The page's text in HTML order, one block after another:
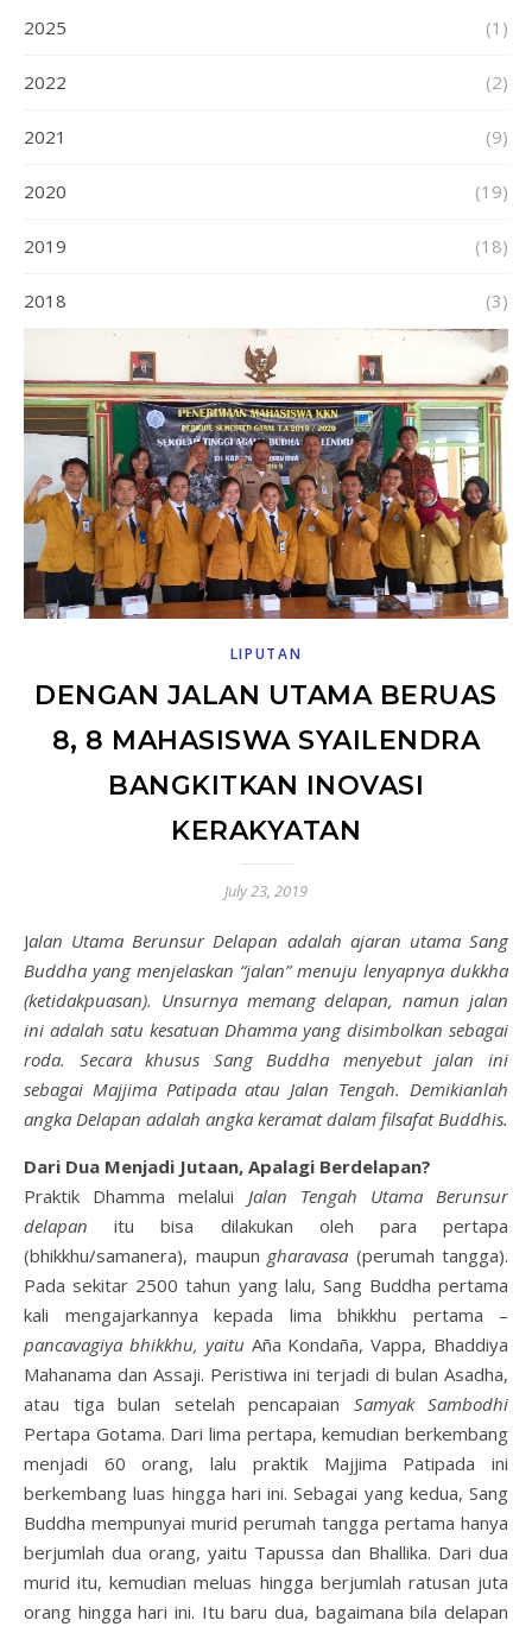
2025 (1)
2022 (2)
2021 (9)
2020 (19)
2019 (18)
2018 (3)
LIPUTAN
DENGAN JALAN UTAMA BERUAS
8, 8 MAHASISWA SYAILENDRA
BANGKITKAN INOVASI
KERAKYATAN
July 23, 2019
Jalan Utama Berunsur Delapan adalah ajaran utama Sang
Buddha yang menjelaskan “jalan” menuju lenyapnya dukkha
(ketidakpuasan). Unsurnya memang delapan, namun jalan
ini adalah satu kesatuan Dhamma yang disimbolkan sebagai
roda. Secara khusus Sang Buddha menyebut jalan ini
sebagai Majjima Patipada atau Jalan Tengah. Demikianlah
angka Delapan adalah angka keramat dalam filsafat Buddhis.
Dari Dua Menjadi Jutaan, Apalagi Berdelapan?
Praktik Dhamma melalui Jalan Tengah Utama Berunsur
delapan itu bisa dilakukan oleh para pertapa
(bhikkhu/samanera), maupun gharavasa (perumah tangga).
Pada sekitar 2500 tahun yang lalu, Sang Buddha pertama
kali mengajarkannya kepada lima bhikkhu pertama –
pancavagiya bhikkhu, yaitu Aña Kondaña, Vappa, Bhaddiya
Mahanama dan Assaji. Peristiwa ini terjadi di bulan Asadha,
atau tiga bulan setelah pencapaian Samyak Sambodhi
Pertapa Gotama. Dari lima pertapa, kemudian berkembang
menjadi 60 orang, lalu praktik Majjima Patipada ini
berkembang luas hingga hari ini. Sebagai yang kedua, Sang
Buddha mempunyai murid perumah tangga pertama hanya
berjumlah dua orang, yaitu Tapussa dan Bhallika. Dari dua
murid itu, kemudian meluas hingga berjumlah ratusan juta
orang hingga hari ini. Itu baru dua, bagaimana bila delapan